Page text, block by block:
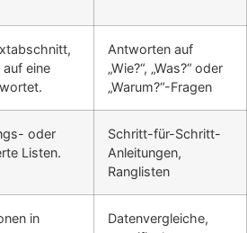
eine
Antworten auf
„Wie?“, „Was?“ oder
„Warum?“-Fragen
oder
Listen.
Schritt-für-Schritt-
Anleitungen,
Ranglisten
in
Datenvergleiche,